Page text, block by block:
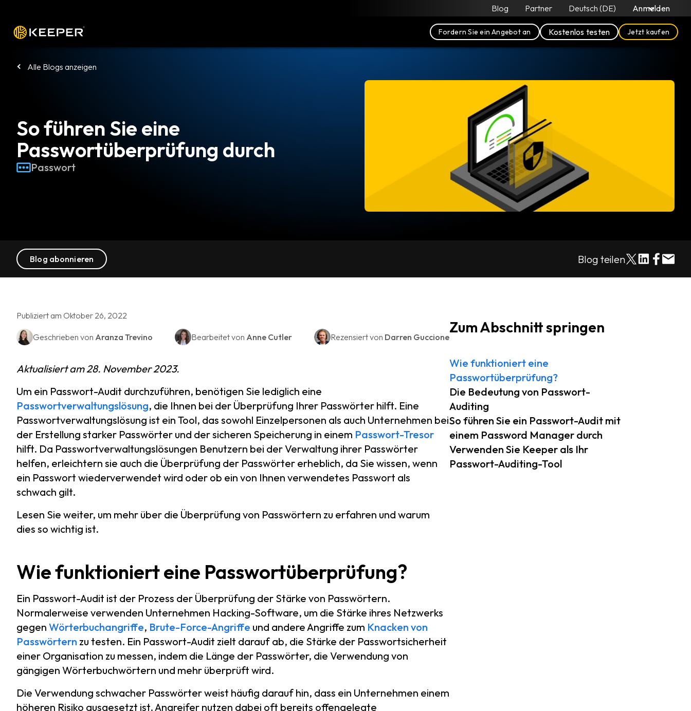
Blog Partner Deutsch (DE) Anmelden
Fordern Sie ein Angebot an Kostenlos testen Jetzt kaufen
Alle Blogs anzeigen
So führen Sie eine
Passwortüberprüfung durch
Passwort
Blog abonnieren Blog teilen
Publiziert am Oktober 26, 2022
Geschrieben von Aranza Trevino Bearbeitet von Anne Cutler Rezensiert von Darren Guccione
Aktualisiert am 28. November 2023.
Um ein Passwort-Audit durchzuführen, benötigen Sie lediglich eine
Passwortverwaltungslösung, die Ihnen bei der Überprüfung Ihrer Passwörter hilft. Eine
Passwortverwaltungslösung ist ein Tool, das sowohl Einzelpersonen als auch Unternehmen bei
der Erstellung starker Passwörter und der sicheren Speicherung in einem Passwort-Tresor
hilft. Da Passwortverwaltungslösungen Benutzern bei der Verwaltung ihrer Passwörter
helfen, erleichtern sie auch die Überprüfung der Passwörter erheblich, da Sie wissen, wenn
ein Passwort wiederverwendet wird oder ob ein von Ihnen verwendetes Passwort als
schwach gilt.
Lesen Sie weiter, um mehr über die Überprüfung von Passwörtern zu erfahren und warum
dies so wichtig ist.
Wie funktioniert eine Passwortüberprüfung?
Ein Passwort-Audit ist der Prozess der Überprüfung der Stärke von Passwörtern.
Normalerweise verwenden Unternehmen Hacking-Software, um die Stärke ihres Netzwerks
gegen Wörterbuchangriffe, Brute-Force-Angriffe und andere Angriffe zum Knacken von
Passwörtern zu testen. Ein Passwort-Audit zielt darauf ab, die Stärke der Passwortsicherheit
einer Organisation zu messen, indem die Länge der Passwörter, die Verwendung von
gängigen Wörterbuchwörtern und mehr überprüft wird.
Die Verwendung schwacher Passwörter weist häufig darauf hin, dass ein Unternehmen einem
höheren Risiko ausgesetzt ist. Angreifer nutzen dabei oft bereits offengelegte
Zum Abschnitt springen
Wie funktioniert eine
Passwortüberprüfung?
Die Bedeutung von Passwort-
Auditing
So führen Sie ein Passwort-Audit mit
einem Password Manager durch
Verwenden Sie Keeper als Ihr
Passwort-Auditing-Tool